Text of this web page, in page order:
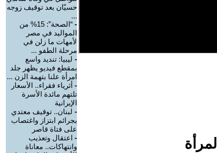
حسيّان بعد توقيف زوجه
...
-
“الصحة”: 15% من
المواليد في مصر
لأمهات ما زلن في
مرحلة الطفو ...
- ليبيا: تنديد واسع
بمقطع فيديو يظهر جلد
امرأة علنا بتهمة الزن ...
- أثرياء فقراء.. الأسعار
تلتهم مائدة الأسرة
الإيرانية
- لبنان.. توقيف معتدي
بجرائم ابتزاز واغتصاب
على فتاة قاصر
- اعتقال وتعذيب
وانتهاكات.. معاناة